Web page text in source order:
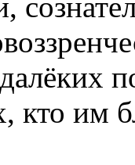
кто им